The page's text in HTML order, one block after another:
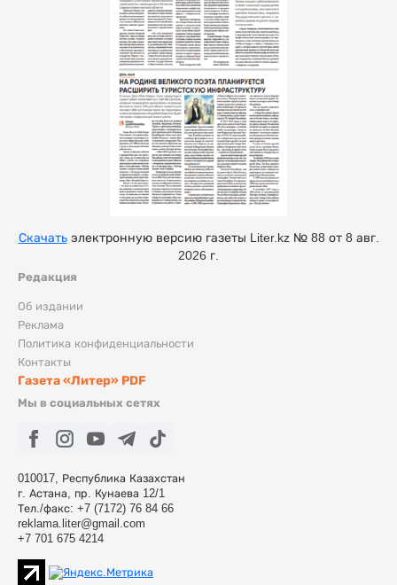
Редакция
Об издании
Реклама
Политика конфиденциальности
Контакты
Газета «Литер» PDF
Мы в социальных сетях
010017, Республика Казахстан
г. Астана, пр. Кунаева 12/1
Тел./факс: +7 (7172) 76 84 66
reklama.liter@gmail.com
+7 701 675 4214
Скачатьэлектронную версию газеты Liter.kz № 88 от 8 авг.
2026 г.